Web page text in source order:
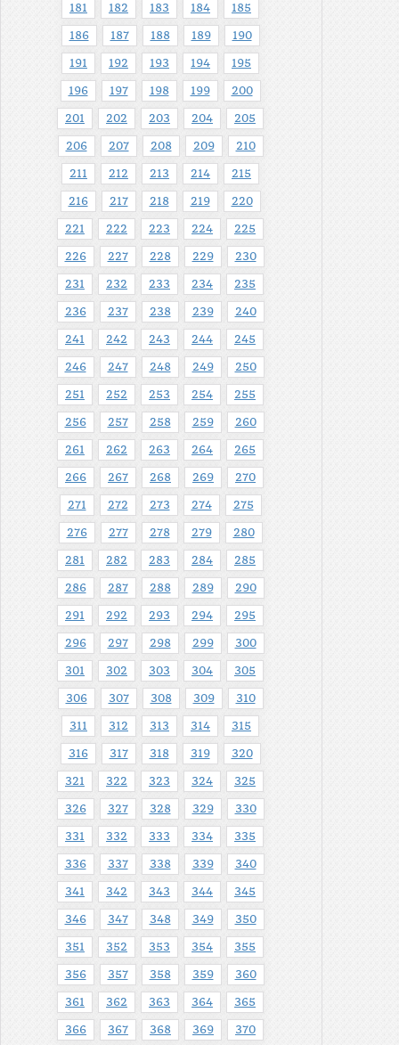
181 182 183 184 185
186 187 188 189 190
191 192 193 194 195
196 197 198 199 200
201 202 203 204 205
206 207 208 209 210
211 212 213 214 215
216 217 218 219 220
221 222 223 224 225
226 227 228 229 230
231 232 233 234 235
236 237 238 239 240
241 242 243 244 245
246 247 248 249 250
251 252 253 254 255
256 257 258 259 260
261 262 263 264 265
266 267 268 269 270
271 272 273 274 275
276 277 278 279 280
281 282 283 284 285
286 287 288 289 290
291 292 293 294 295
296 297 298 299 300
301 302 303 304 305
306 307 308 309 310
311 312 313 314 315
316 317 318 319 320
321 322 323 324 325
326 327 328 329 330
331 332 333 334 335
336 337 338 339 340
341 342 343 344 345
346 347 348 349 350
351 352 353 354 355
356 357 358 359 360
361 362 363 364 365
366 367 368 369 370